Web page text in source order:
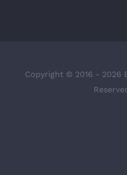
Copyright © 2016 - 2026